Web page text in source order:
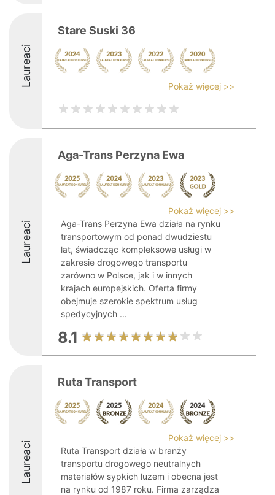
Laureaci
Stare Suski 36
Pokaż więcej >>
Laureaci
Aga-Trans Perzyna Ewa
Pokaż więcej >>
Aga-Trans Perzyna Ewa działa na rynku
transportowym od ponad dwudziestu
lat, świadcząc kompleksowe usługi w
zakresie drogowego transportu
zarówno w Polsce, jak i w innych
krajach europejskich. Oferta firmy
obejmuje szerokie spektrum usług
spedycyjnych ...
8.1
Laureaci
Ruta Transport
Pokaż więcej >>
Ruta Transport działa w branży
transportu drogowego neutralnych
materiałów sypkich luzem i obecna jest
na rynku od 1987 roku. Firma zarządza